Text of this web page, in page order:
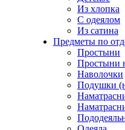
Из хлопка
С одеялом
Из сатина
Предметы по
Простыни
Простыни
Наволочки
Подушки